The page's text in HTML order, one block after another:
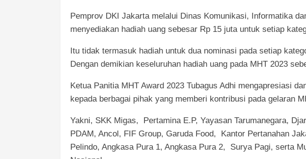
Pemprov DKI Jakarta melalui Dinas Komunikasi, Informatika
menyediakan hadiah uang sebesar Rp 15 juta untuk setiap
Itu tidak termasuk hadiah untuk dua nominasi pada setiap
Dengan demikian keseluruhan hadiah uang pada MHT 2023
Ketua Panitia MHT Award 2023 Tubagus Adhi mengapresiasi
kepada berbagai pihak yang memberi kontribusi pada gelaran
Yakni, SKK Migas, Pertamina E.P, Yayasan Tarumanegara,
PDAM, Ancol, FIF Group, Garuda Food, Kantor Pertanahan
Pelindo, Angkasa Pura 1, Angkasa Pura 2, Surya Pagi, serta